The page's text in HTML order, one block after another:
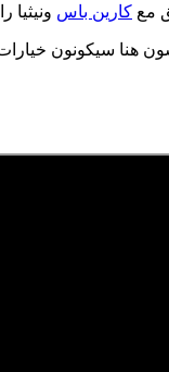
مع كارين باس
هنا سيكونون